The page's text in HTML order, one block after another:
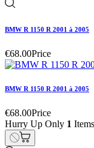
BMW R 1150 R 2001 à 2005
€68.00Price
BMW R 1150 R 2001 à 2005
€68.00Price
Hurry Up Only 1